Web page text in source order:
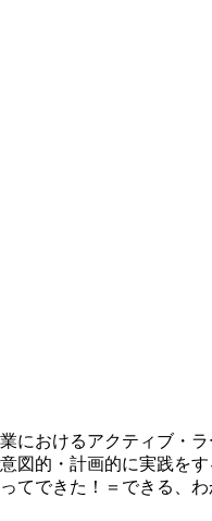
おけるアクティブ・
的・計画的に実践を
できた！＝できる、